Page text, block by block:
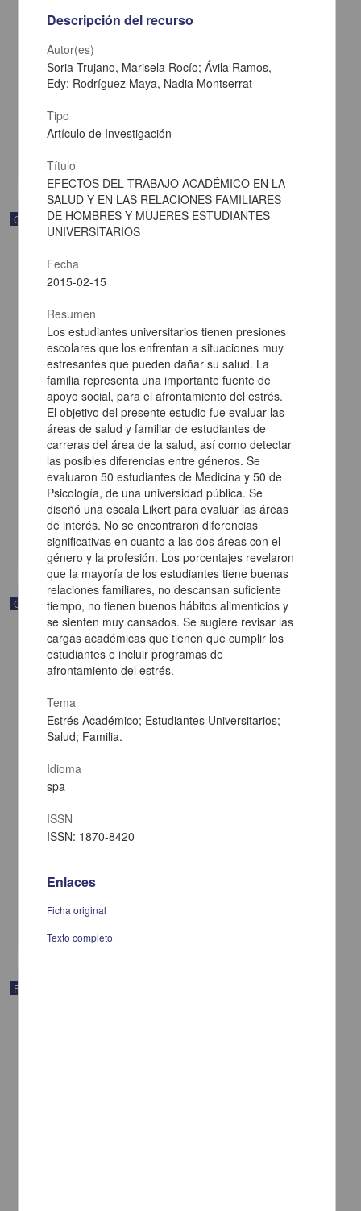
Carta de José María Maytorena a Francisco I. Madero en la que
informa se irá a la costa por prescripción médica
[sin fecha]
Multidisciplina
Correspondencia postal
Carta de Francisco Martínez Baca a Francisco I. Madero
felicitándolo por el triunfo de la causa
Martínez Baca, Francisco
[sin fecha]
Multidisciplina
Correspondencia postal
Carta de Vicente G. Muñoz a Francisco I. Madero ofreciéndole sus
[sin fecha]
Publicación
Descripción del recurso
Autor(es)
Soria Trujano, Marisela Rocío; Ávila Ramos,
Edy; Rodríguez Maya, Nadia Montserrat
Tipo
Artículo de Investigación
Título
EFECTOS DEL TRABAJO ACADÉMICO EN LA
SALUD Y EN LAS RELACIONES FAMILIARES
DE HOMBRES Y MUJERES ESTUDIANTES
UNIVERSITARIOS
Fecha
2015-02-15
Resumen
Los estudiantes universitarios tienen presiones
escolares que los enfrentan a situaciones muy
estresantes que pueden dañar su salud. La
familia representa una importante fuente de
apoyo social, para el afrontamiento del estrés.
El objetivo del presente estudio fue evaluar las
áreas de salud y familiar de estudiantes de
carreras del área de la salud, así como detectar
las posibles diferencias entre géneros. Se
evaluaron 50 estudiantes de Medicina y 50 de
Psicología, de una universidad pública. Se
diseñó una escala Likert para evaluar las áreas
de interés. No se encontraron diferencias
significativas en cuanto a las dos áreas con el
género y la profesión. Los porcentajes revelaron
que la mayoría de los estudiantes tiene buenas
relaciones familiares, no descansan suficiente
tiempo, no tienen buenos hábitos alimenticios y
se sienten muy cansados. Se sugiere revisar las
cargas académicas que tienen que cumplir los
estudiantes e incluir programas de
afrontamiento del estrés.
Tema
Estrés Académico; Estudiantes Universitarios;
Salud; Familia.
Idioma
spa
ISSN
ISSN: 1870-8420
Enlaces
Ficha original
Texto completo